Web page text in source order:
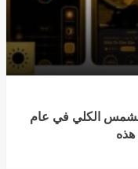
الكلي في عام